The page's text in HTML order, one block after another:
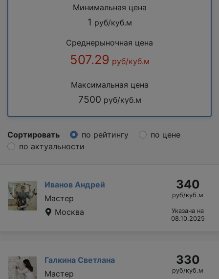
Минимальная цена
1 руб/куб.м
Среднерыночная цена
507.29 руб/куб.м
Максимальная цена
7500 руб/куб.м
Сортировать по рейтингу
по цене
по актуальности
Иванов Андрей
Мастер
Москва
340
руб/куб.м
Указана на
08.10.2025
Галкина Светлана
Мастер
330
руб/куб.м